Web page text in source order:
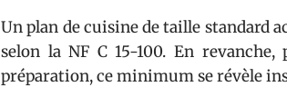
Un plan de cuisine de taille standard
selon la NF C 15-100. En
préparation, ce minimum se révèle